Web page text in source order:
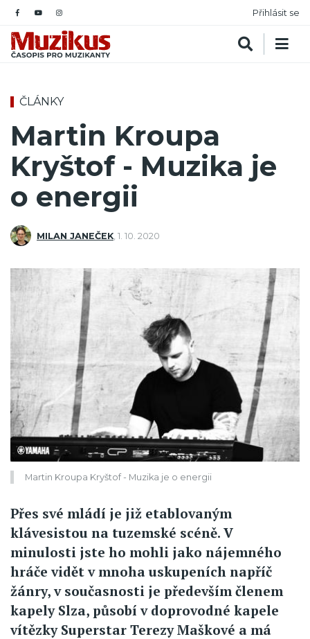
Přihlásit se
ČLÁNKY
Martin Kroupa
Kryštof - Muzika je
o energii
MILAN JANEČEK 1. 10. 2020
Martin Kroupa Kryštof - Muzika je o energii
Přes své mládí je již etablovaným
klávesistou na tuzemské scéně. V
minulosti jste ho mohli jako nájemného
hráče vidět v mnoha uskupeních napříč
žánry, v současnosti je především členem
kapely Slza, působí v doprovodné kapele
vítězky Superstar Terezy Maškové a má